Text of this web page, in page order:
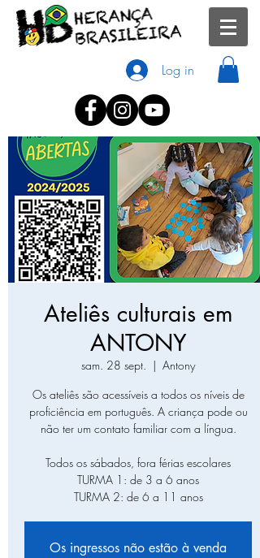
Log in
Ateliês culturais em
ANTONY
sam. 28 sept.
  |
Antony
Os ateliês são acessíveis a todos os níveis de
proficiência em português. A criança pode ou
não ter um contato familiar com a língua.
Todos os sábados, fora férias escolares
TURMA 1: de 3 a 6 anos
TURMA 2: de 6 a 11 anos
Os ingressos não estão à venda